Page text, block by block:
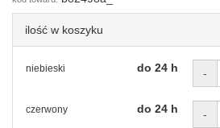
ilość w koszyku
niebieski do 24 h -
czerwony do 24 h -